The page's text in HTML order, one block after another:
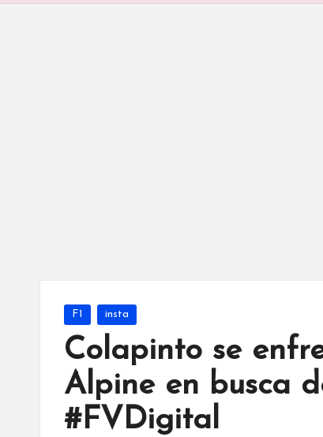
F
Publicada
F1 insta
Colapinto se
Alpine en busca
#FVDigital